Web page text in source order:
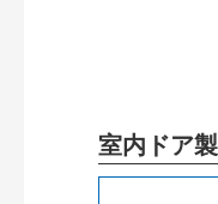
室内ドア